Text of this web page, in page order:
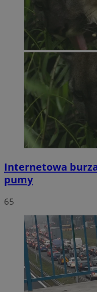
Internetowa
pumy
65